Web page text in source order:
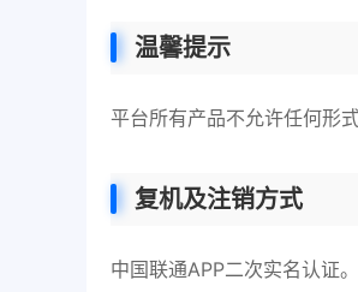
温馨提示
平台所有产品不允许任何形
复机及注销方式
中国联通APP二次实名认证